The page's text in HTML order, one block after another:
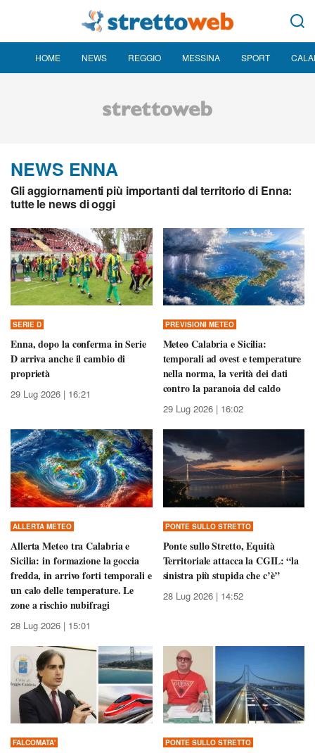
HOME NEWS REGGIO MESSINA SPORT
NEWS ENNA
Gli aggiornamenti più importanti dal territorio di Enna:
tutte le news di oggi
SERIE D
Enna, dopo la conferma in Serie
D arriva anche il cambio di
proprietà
29 Lug 2026 | 16:21
PREVISIONI METEO
Meteo Calabria e Sicilia:
temporali ad ovest e temperature
nella norma, la verità dei dati
contro la paranoia del caldo
29 Lug 2026 | 16:02
ALLERTA METEO
Allerta Meteo tra Calabria e
Sicilia: in formazione la goccia
fredda, in arrivo forti temporali e
un calo delle temperature. Le
zone a rischio nubifragi
28 Lug 2026 | 15:01
PONTE SULLO STRETTO
Ponte sullo Stretto, Equità
Territoriale attacca la CGIL: “la
sinistra più stupida che c’è”
28 Lug 2026 | 14:52
FALCOMATA' PONTE SULLO STRETTO